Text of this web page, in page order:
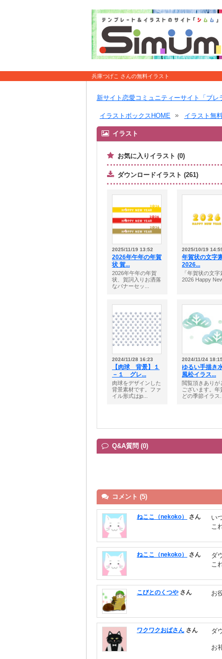
兵庫つげこ さんの無料イラスト
新サイト恋愛コミュニティーサイト「ブレ
イラストボックスHOME イラスト無
イラスト
お気に入りイラスト (0)
ダウンロードイラスト (261)
2025/11/19 13:52
2026年午年の年賀
状 賀...
2026年午年の年賀
状、賀詞入りお洒落
なバナーセッ...
2025/10/19
年賀状の文字
2026...
「年賀状の文字
2026 Happy
2024/11/28 16:23
【肉球 背景】１
－１ グレ...
肉球をデザインした
背景素材です。ファ
イル形式はjp...
2024/11/24
ゆるい手描き
風松イラス...
閲覧頂きありが
ございます。年
どの季節イラス
Q&A質問 (0)
コメント (5)
ねここ（nekoko） さん
い
こ
ねここ（nekoko） さん
ダ
こ
こびとのくつや さん お
ワクワクおばさん さん ダ
お